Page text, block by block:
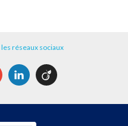
réseaux sociaux
Google+LinkedIn